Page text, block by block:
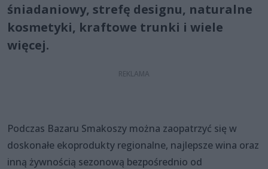
śniadaniowy, strefę designu, naturalne
kosmetyki, kraftowe trunki i wiele
więcej.
Podczas Bazaru Smakoszy można zaopatrzyć się w
doskonałe ekoprodukty regionalne, najlepsze wina oraz
inną żywnością sezonową bezpośrednio od